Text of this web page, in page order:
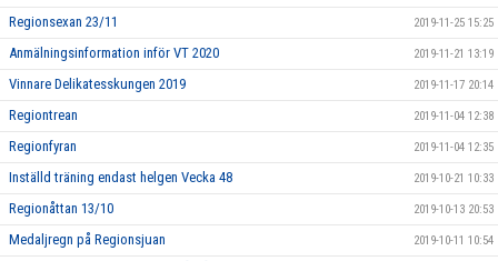
Regionsexan 23/11 2019-11-25 15:25
Anmälningsinformation inför VT 2020 2019-11-21 13:19
Vinnare Delikatesskungen 2019 2019-11-17 20:14
Regiontrean 2019-11-04 12:38
Regionfyran 2019-11-04 12:35
Inställd träning endast helgen Vecka 48 2019-10-21 10:33
Regionåttan 13/10 2019-10-13 20:53
Medaljregn på Regionsjuan 2019-10-11 10:54